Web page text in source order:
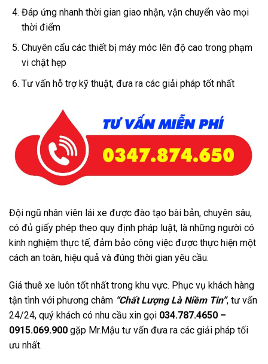
Đáp ứng nhanh thời gian giao nhận, vận chuyển vào mọi
thời điểm
Chuyên cẩu các thiết bị máy móc lên độ cao trong phạm
vi chật hẹp
Tư vấn hỗ trợ kỹ thuật, đưa ra các giải pháp tốt nhất
Đội ngũ nhân viên lái xe được đào tạo bài bản, chuyên sâu,
có đủ giấy phép theo quy định pháp luật, là những người có
kinh nghiệm thực tế, đảm bảo công việc được thực hiện một
cách an toàn, hiệu quả và đúng thời gian yêu cầu.
Giá thuê xe luôn tốt nhất trong khu vực. Phục vụ khách hàng
tận tình với phương châm “Chất Lượng Là Niềm Tin”, tư vấn
24/24, quý khách có nhu cầu xin gọi 034.787.4650 –
0915.069.900 gặp Mr.Mậu tư vấn đưa ra các giải pháp tối
ưu nhất.